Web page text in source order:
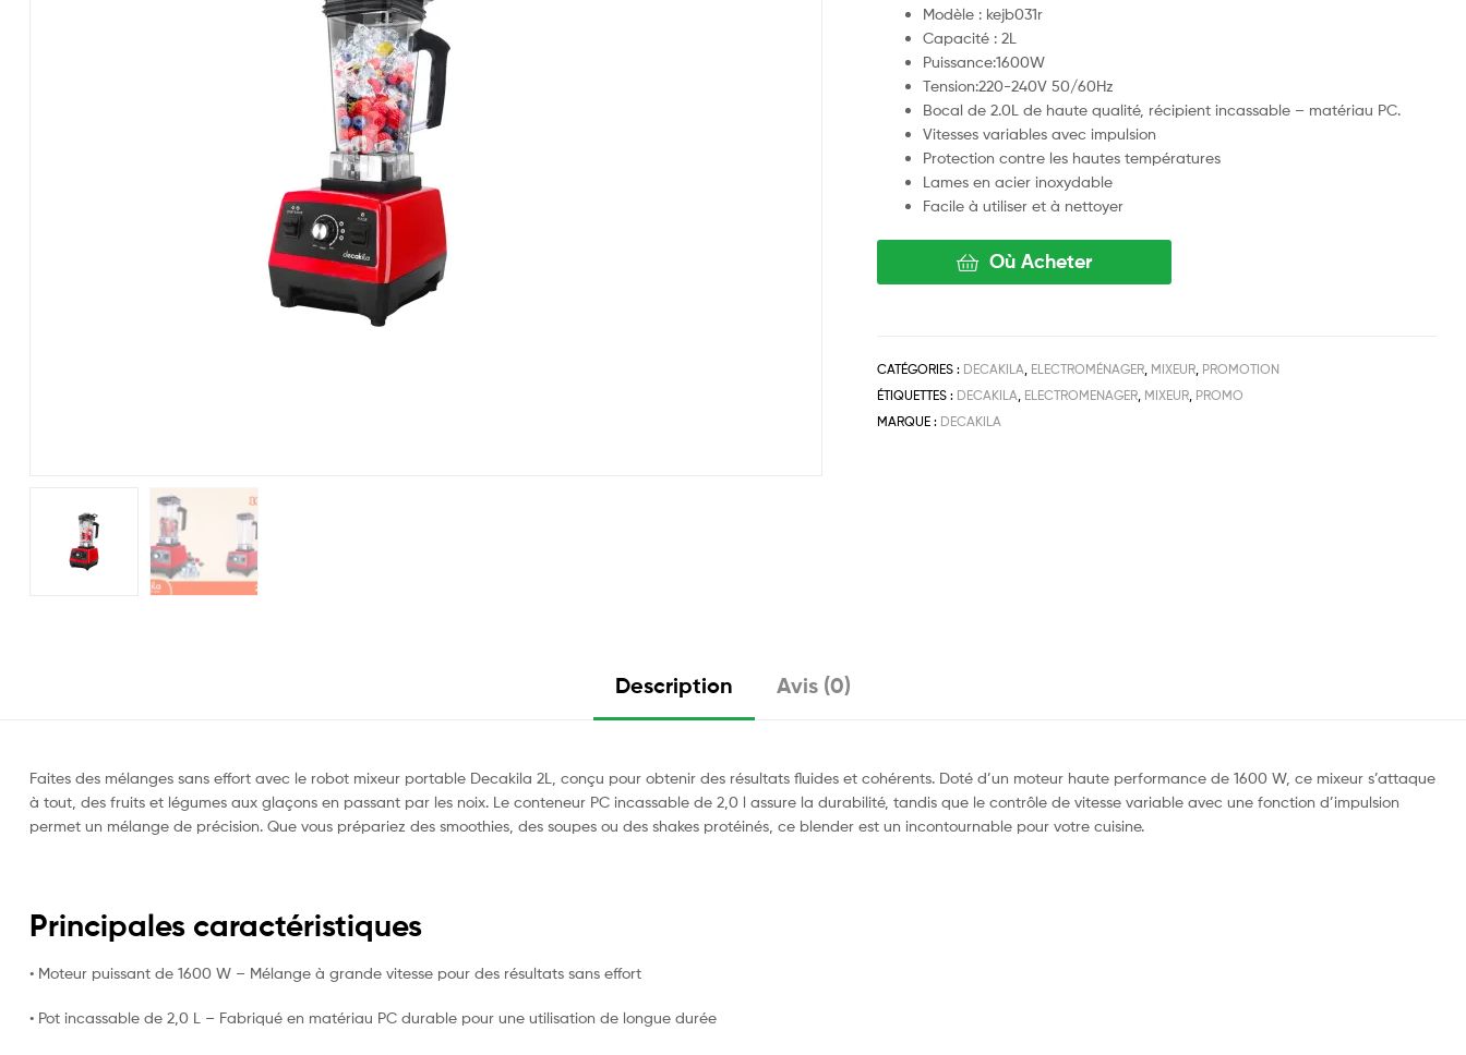
Modèle : kejb031r
Capacité : 2L
Puissance:1600W
Tension:220-240V 50/60Hz
Bocal de 2.0L de haute qualité, récipient incassable – matériau PC.
Vitesses variables avec impulsion
Protection contre les hautes températures
Lames en acier inoxydable
Facile à utiliser et à nettoyer
Où Acheter
CATÉGORIES : DECAKILA ELECTROMÉNAGER MIXEUR PROMOTION
ÉTIQUETTES : DECAKILA ELECTROMENAGER MIXEUR PROMO
MARQUE : DECAKILA
Description Avis (0)
Faites des mélanges sans effort avec le robot mixeur portable Decakila 2L, conçu pour obtenir des résultats fluides et cohérents. Doté d’un moteur haute performance de 1600 W, ce mixeur s’attaque
à tout, des fruits et légumes aux glaçons en passant par les noix. Le conteneur PC incassable de 2,0 l assure la durabilité, tandis que le contrôle de vitesse variable avec une fonction d’impulsion
permet un mélange de précision. Que vous prépariez des smoothies, des soupes ou des shakes protéinés, ce blender est un incontournable pour votre cuisine.
Principales caractéristiques
• Moteur puissant de 1600 W – Mélange à grande vitesse pour des résultats sans effort
• Pot incassable de 2,0 L – Fabriqué en matériau PC durable pour une utilisation de longue durée